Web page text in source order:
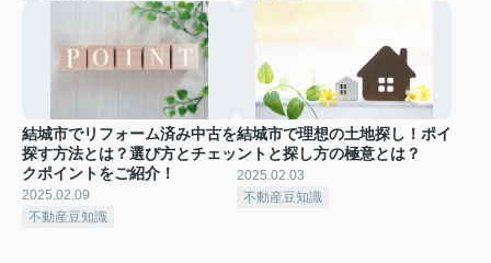
結城市でリフォーム済み中古を
探す方法とは？選び方とチェッ
クポイントをご紹介！
2025.02.09
不動産豆知識
結城市で理想の土地探し！ポイ
ントと探し方の極意とは？
2025.02.03
不動産豆知識